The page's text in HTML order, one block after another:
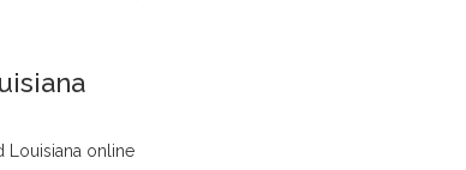
Louisiana online